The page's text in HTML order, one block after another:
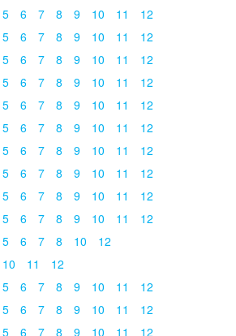
5 6 7 8 9 10 11
12
5 6 7 8 9 10 11
12
5 6 7 8 9 10 11
12
5 6 7 8 9 10 11
12
5 6 7 8 9 10 11
12
5 6 7 8 9 10 11
12
5 6 7 8 9 10 11
12
5 6 7 8 9 10 11
12
5 6 7 8 9 10 11
12
5 6 7 8 9 10 11
12
5 6 7 8 10
12
10 11
12
5 6 7 8 9 10 11
12
5 6 7 8 9 10 11
12
5 6 7 8 9 10 11 12